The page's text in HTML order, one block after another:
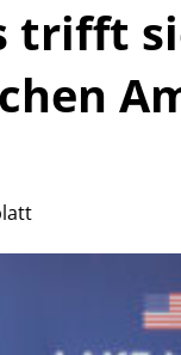
trifft